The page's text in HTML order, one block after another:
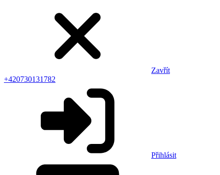
Zavřít
+420730131782
Přihlásit